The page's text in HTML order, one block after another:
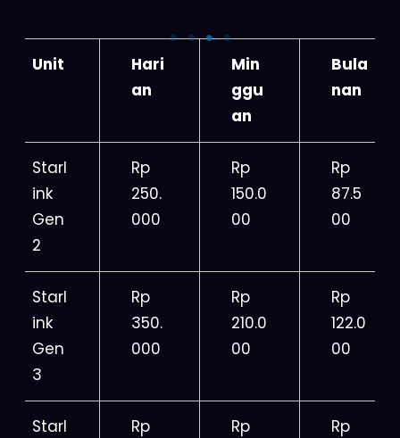
Unit
Hari
an
Min
ggu
an
Bula
nan
Starl
ink
Gen
2
Rp
250.
000
Rp
150.0
00
Rp
87.5
00
Starl
ink
Gen
3
Rp
350.
000
Rp
210.0
00
Rp
122.0
00
Starl
Rp
Rp
Rp